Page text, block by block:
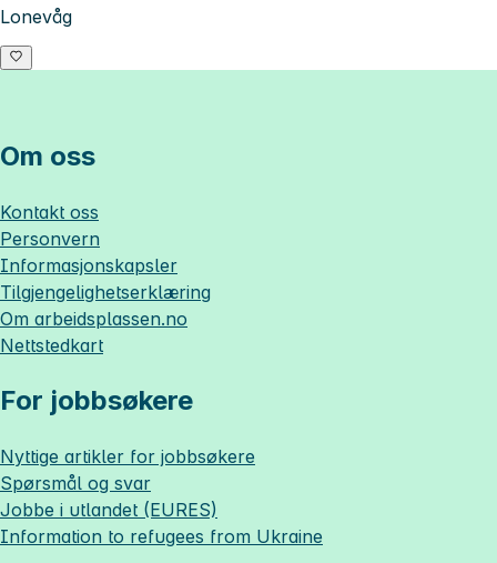
Lonevåg
Om oss
Kontakt oss
Personvern
Informasjonskapsler
Tilgjengelighetserklæring
Om arbeidsplassen.no
Nettstedkart
For jobbsøkere
Nyttige artikler for jobbsøkere
Spørsmål og svar
Jobbe i utlandet (EURES)
Information to refugees from Ukraine